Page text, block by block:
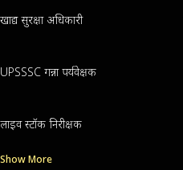
खाद्य सुरक्षा अधिकारी
UPSSSC गन्ना पर्यवेक्षक
लाइव स्टॉक निरीक्षक
Show More